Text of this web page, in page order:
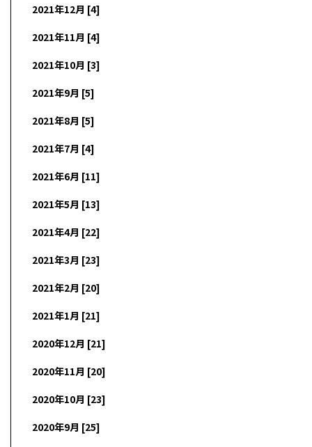
2021年12月 [4]
2021年11月 [4]
2021年10月 [3]
2021年9月 [5]
2021年8月 [5]
2021年7月 [4]
2021年6月 [11]
2021年5月 [13]
2021年4月 [22]
2021年3月 [23]
2021年2月 [20]
2021年1月 [21]
2020年12月 [21]
2020年11月 [20]
2020年10月 [23]
2020年9月 [25]